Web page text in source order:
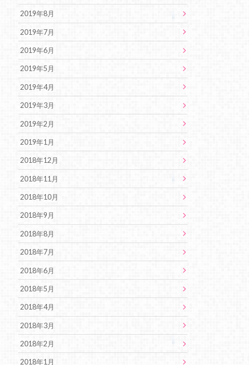
2019年8月
2019年7月
2019年6月
2019年5月
2019年4月
2019年3月
2019年2月
2019年1月
2018年12月
2018年11月
2018年10月
2018年9月
2018年8月
2018年7月
2018年6月
2018年5月
2018年4月
2018年3月
2018年2月
2018年1月